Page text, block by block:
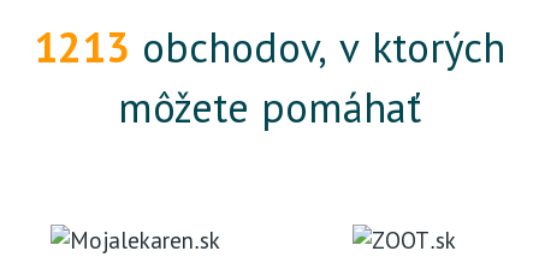
1213 obchodov, v ktorých
môžete pomáhať